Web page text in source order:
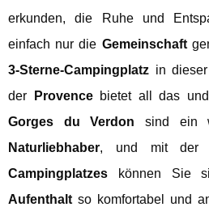
erkunden, die Ruhe und
einfach nur die Gemeinschaft
3-Sterne-Campingplatz in
der
Provencebietet all das
Gorges du Verdon sind ein
Naturliebhaber, und mit der
Campingplatzes können Sie
Aufenthalt so komfortabel und